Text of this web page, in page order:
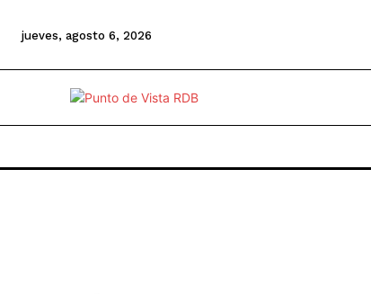
jueves, agosto 6, 2026